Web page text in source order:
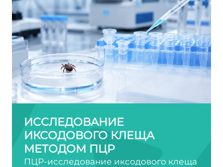
ИССЛЕДОВАНИЕ
ИКСОДОВОГО КЛЕЩА
МЕТОДОМ ПЦР
ПЦР-исследование иксодового клеща